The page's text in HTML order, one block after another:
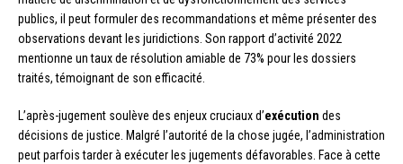
publics, il peut formuler des recommandations et même présenter des
observations devant les juridictions. Son rapport d’activité 2022
mentionne un taux de résolution amiable de 73% pour les dossiers
traités, témoignant de son efficacité.
L’après-jugement soulève des enjeux cruciaux d’exécution des
décisions de justice. Malgré l’autorité de la chose jugée, l’administration
peut parfois tarder à exécuter les jugements défavorables. Face à cette